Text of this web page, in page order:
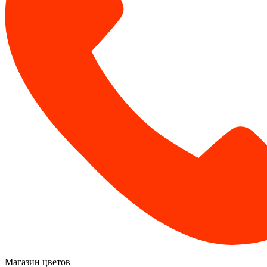
Магазин цветов